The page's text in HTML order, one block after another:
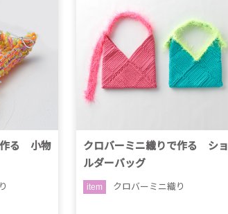
作る 小物
クロバーミニ織りで作る ショ
ルダーバッグ
item クロバーミニ織り